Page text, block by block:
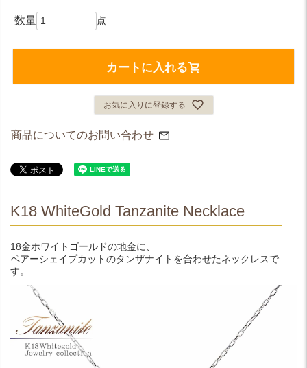
カートに入れる
お気に入りに登録する
商品についてのお問い合わせ
K18 WhiteGold Tanzanite Necklace
18金ホワイトゴールドの地金に、
ペアーシェイプカットのタンザナイトを合わせたネックレスで
す。